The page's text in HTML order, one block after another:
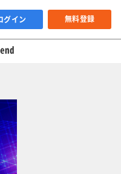
グイン 無料登録